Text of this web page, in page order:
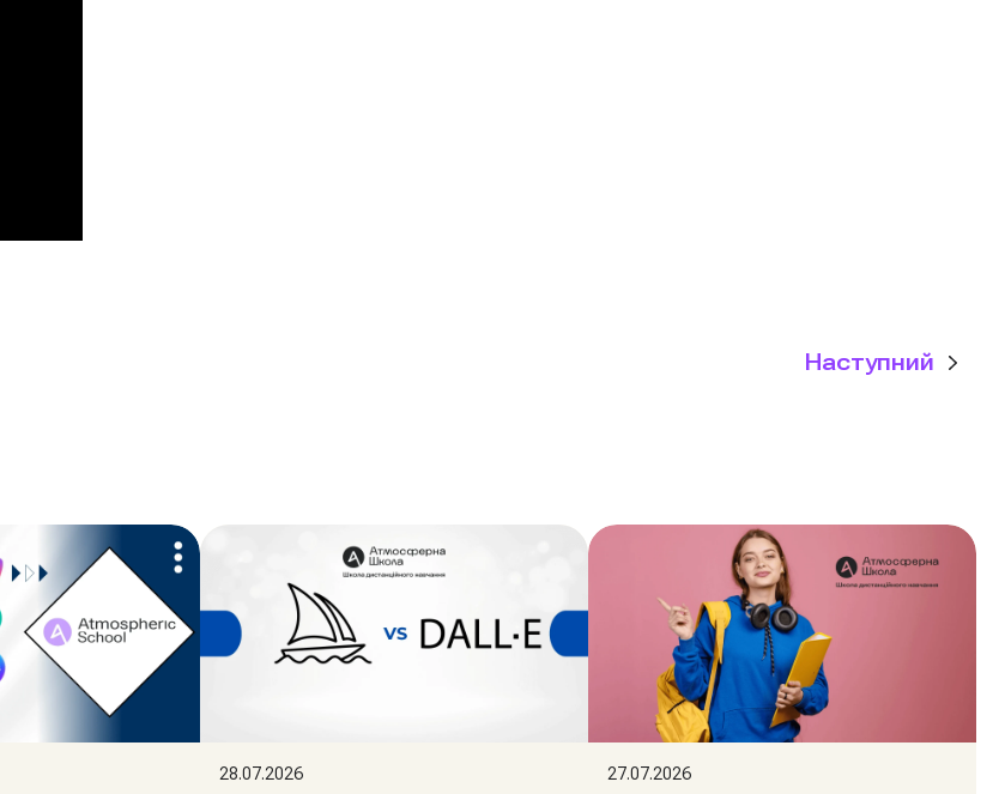
Наступний
28.07.2026 27.07.2026